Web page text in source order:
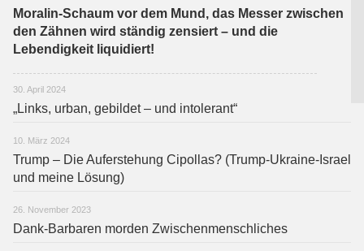
Moralin-Schaum vor dem Mund, das Messer zwischen
den Zähnen wird ständig zensiert – und die
Lebendigkeit liquidiert!
30. April 2024
„Links, urban, gebildet – und intolerant“
10. März 2024
Trump – Die Auferstehung Cipollas? (Trump-Ukraine-Israel
und meine Lösung)
26. November 2023
Dank-Barbaren morden Zwischenmenschliches